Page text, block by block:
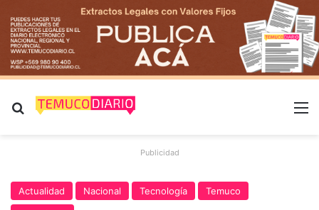
Buscar por
Publicidad
Actualidad Nacional Tecnología
Temuco